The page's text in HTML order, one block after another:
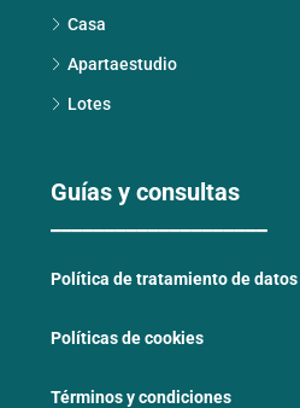
Casa
Apartaestudio
Lotes
Guías y consultas
Política de tratamiento de
Políticas de cookies
Términos y condiciones